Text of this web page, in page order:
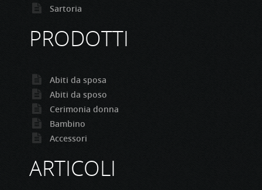
Sartoria
PRODOTTI
Abiti da sposa
Abiti da sposo
Cerimonia donna
Bambino
Accessori
ARTICOLI